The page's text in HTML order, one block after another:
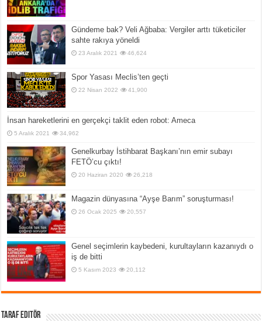
Gündeme bak? Veli Ağbaba: Vergiler arttı tüketiciler
sahte rakıya yöneldi
23 Aralık 2021 46,624
Spor Yasası Meclis’ten geçti
22 Nisan 2022 41,900
İnsan hareketlerini en gerçekçi taklit eden robot: Ameca
5 Aralık 2021 34,962
Genelkurbay İstihbarat Başkanı’nın emir subayı
FETÖ’cu çıktı!
20 Haziran 2020 26,218
Magazin dünyasına “Ayşe Barım” soruşturması!
26 Ocak 2025 20,557
Genel seçimlerin kaybedeni, kurultayların kazanıydı o
iş de bitti
5 Kasım 2023 20,112
Taraf Editör